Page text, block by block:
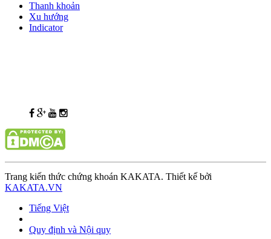
Thanh khoản
Xu hướng
Indicator
Trang kiến thức chứng khoán KAKATA. Thiết kế bởi
KAKATA.VN
Tiếng Việt
Quy định và Nội quy